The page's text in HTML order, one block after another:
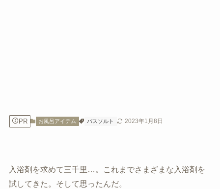
PR お風呂アイテム バスソルト 2023年1月8日
入浴剤を求めて三千里…。これまでさまざまな入浴剤を
試してきた。そして思ったんだ。